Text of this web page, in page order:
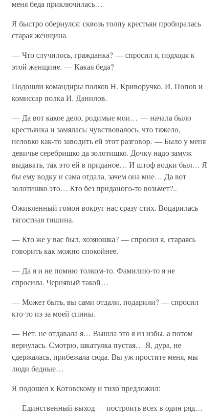
меня беда приключилась…
Я быстро обернулся: сквозь толпу крестьян пробиралась
старая женщина.
— Что случилось, гражданка? — спросил я, подходя к
этой женщине. — Какая беда?
Подошли командиры полков Н. Криворучко, И. Попов и
комиссар полка И. Данилов.
— Да вот какое дело, родимые мои… — начала было
крестьянка и замялась: чувствовалось, что тяжело,
неловко как-то заводить ей этот разговор. — Было у меня
девичье серебришко да золотишко. Дочку надо замуж
выдавать, так это ей в приданое… И штоф водки был… Я
бы ему водку и сама отдала, зачем она мне… Да вот
золотишко это… Кто без приданого-то возьмет?..
Оживленный гомон вокруг нас сразу стих. Воцарилась
тягостная тишина.
— Кто же у вас был, хозяюшка? — спросил я, стараясь
говорить как можно спокойнее.
— Да я и не помню толком-то. Фамилию-то я не
спросила. Чернявый такой…
— Может быть, вы сами отдали, подарили? — спросил
кто-то из-за моей спины.
— Нет, не отдавала я… Вышла это я из избы, а потом
вернулась. Смотрю, шкатулка пустая… Я, дура, не
сдержалась, прибежала сюда. Вы уж простите меня, мы
люди бедные…
Я подошел к Котовскому и тихо предложил:
— Единственный выход — построить всех в один ряд…